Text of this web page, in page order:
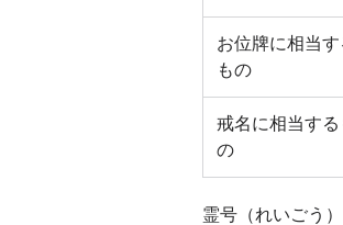
お位牌に相当す
もの
戒名に相当する
の
霊号（れいごう